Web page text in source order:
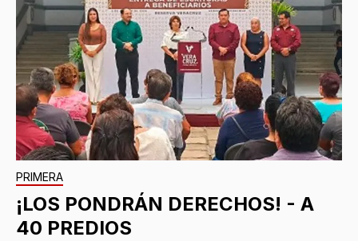
PRIMERA
¡LOS PONDRÁN DERECHOS! - A
40 PREDIOS